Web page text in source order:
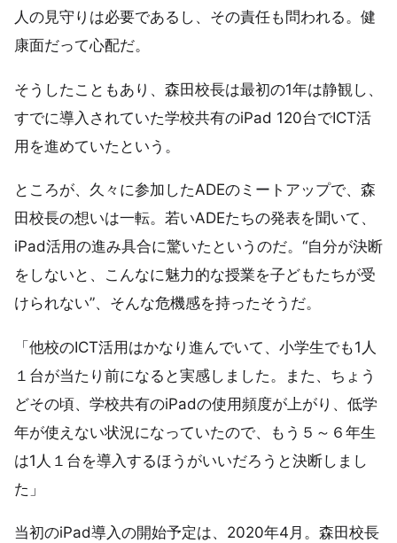
人の見守りは必要であるし、その責任も問われる。健
康面だって心配だ。
そうしたこともあり、森田校長は最初の1年は静観し、
すでに導入されていた学校共有のiPad 120台でICT活
用を進めていたという。
ところが、久々に参加したADEのミートアップで、森
田校長の想いは一転。若いADEたちの発表を聞いて、
iPad活用の進み具合に驚いたというのだ。“自分が決断
をしないと、こんなに魅力的な授業を子どもたちが受
けられない”、そんな危機感を持ったそうだ。
「他校のICT活用はかなり進んでいて、小学生でも1人
１台が当たり前になると実感しました。また、ちょう
どその頃、学校共有のiPadの使用頻度が上がり、低学
年が使えない状況になっていたので、もう５～６年生
は1人１台を導入するほうがいいだろうと決断しまし
た」
当初のiPad導入の開始予定は、2020年4月。森田校長